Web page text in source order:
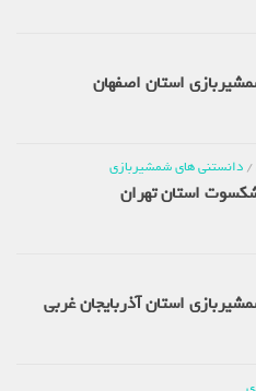
استان اصفهان
های شمشیربازی
استان تهران
استان آذربایجان غربی